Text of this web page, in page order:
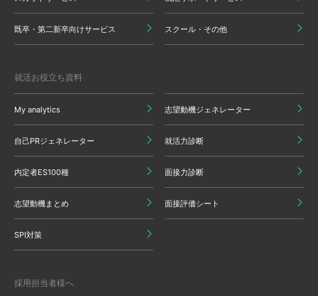
既卒・第二新卒向けサービス スクール・その他
就活お役立ち資料
My analytics 志望動機ジェネレーター
自己PRジェネレーター 就活力診断
内定者ES100種 面接力診断
志望動機まとめ 面接評価シート
SPI対策
採用担当者様へ